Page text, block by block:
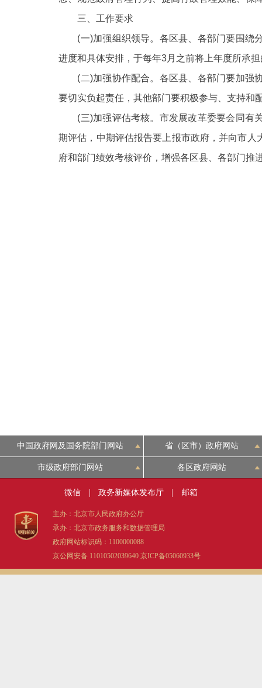
三、工作要求
(一)加强组织领导。各区县、各部门要围绕分
进度和具体安排，于每年3月之前将上年度所承
(二)加强协作配合。各区县、各部门要加强协
要切实负起责任，其他部门要积极参与、支持和
(三)加强评估考核。市发展改革委要会同有关
期评估，中期评估报告要上报市政府，并向市
府和部门绩效考核评价，增强各区县、各部门推
中国政府网及国务院部门网站 省（区市）政府网站
市级政府部门网站 各区政府网站
微信 政务新媒体发布厅 邮箱
主办：北京市人民政府办公厅
承办：北京市政务服务和数据管理局
政府网站标识码：1100000088
京公网安备 11010502039640 京ICP备05060933号